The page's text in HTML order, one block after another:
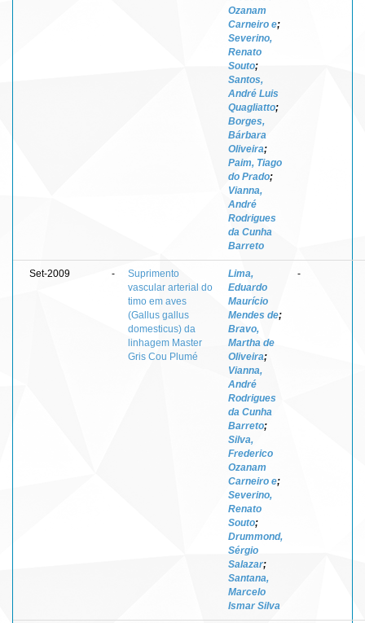
Ozanam
Carneiro e;
Severino,
Renato
Souto;
Santos,
André Luis
Quagliatto;
Borges,
Bárbara
Oliveira;
Paim, Tiago
do Prado;
Vianna,
André
Rodrigues
da Cunha
Barreto
Set-2009 -
Suprimento
vascular arterial do
timo em aves
(Gallus gallus
domesticus) da
linhagem Master
Gris Cou Plumé
Lima,
Eduardo
Maurício
Mendes de;
Bravo,
Martha de
Oliveira;
Vianna,
André
Rodrigues
da Cunha
Barreto;
Silva,
Frederico
Ozanam
Carneiro e;
Severino,
Renato
Souto;
Drummond,
Sérgio
Salazar;
Santana,
Marcelo
Ismar Silva
-